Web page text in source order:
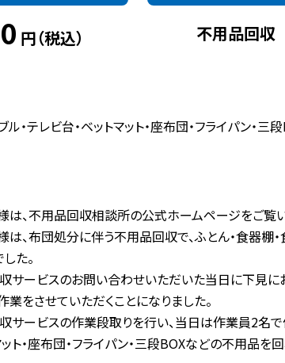
円（税込）
不用品回収
・テレビ台・ベットマット・座布団・フライパン・三
、不用品回収相談所の公式ホームページをご覧
、布団処分に伴う不用品回収で、ふとん・食器棚・
た。
ービスのお問い合わせいただいた当日に下見に
業をさせていただくことになりました。
ービスの作業段取りを行い、当日は作業員2名
ット・座布団・フライパン・三段BOXなどの不用品を